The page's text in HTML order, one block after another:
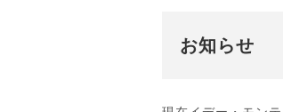
お知らせ